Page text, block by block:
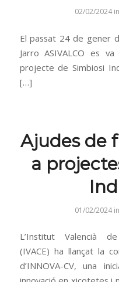
02/02/2024 in
El passat 24 de gener
Jarro ASIVALCO es
projecte de Simbiosi
[…]
Ajudes de
a
01/02/2024 in
L’Institut Valencià
(IVACE) ha llançat la
d’INNOVA-CV, una